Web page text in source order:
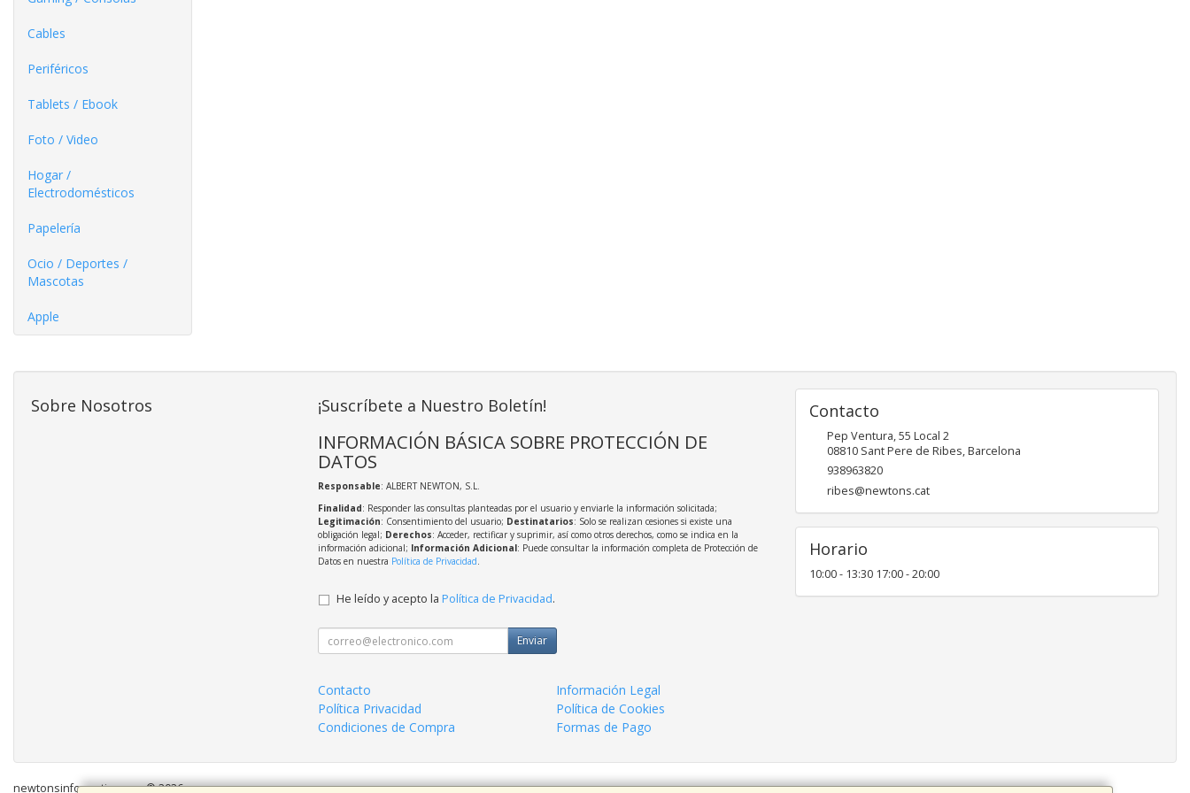
Cables
Periféricos
Tablets / Ebook
Foto / Video
Hogar /
Electrodomésticos
Papelería
Ocio / Deportes /
Mascotas
Apple
Sobre Nosotros ¡Suscríbete a Nuestro Boletín!
INFORMACIÓN BÁSICA SOBRE PROTECCIÓN DE
DATOS
Responsable: ALBERT NEWTON, S.L.
Finalidad: Responder las consultas planteadas por el usuario y enviarle la información solicitada;
Legitimación: Consentimiento del usuario; Destinatarios: Solo se realizan cesiones si existe una
obligación legal; Derechos: Acceder, rectificar y suprimir, así como otros derechos, como se indica en la
información adicional; Información Adicional: Puede consultar la información completa de Protección de
Datos en nuestra Política de Privacidad.
He leído y acepto la Política de Privacidad.
Enviar
Contacto
Información Legal
Política Privacidad
Política de Cookies
Condiciones de Compra
Formas de Pago
Contacto
Pep Ventura, 55 Local 2
08810 Sant Pere de Ribes,Barcelona
938963820
ribes@newtons.cat
Horario
10:00 - 13:30 17:00 - 20:00
newtonsinformatica.com © 2026